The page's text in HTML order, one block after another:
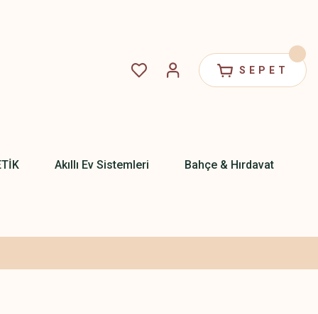
SEPET
Akıllı Ev Sistemleri Bahçe & Hırdavat